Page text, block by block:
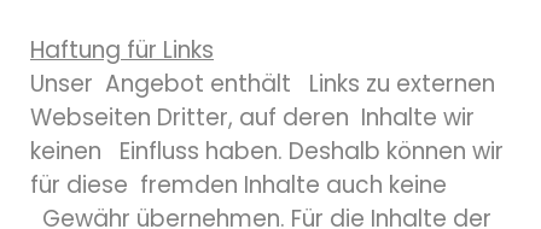
Haftung für Links
Unser Angebot enthält Links zu externen
Webseiten Dritter, auf deren Inhalte wir
keinen Einfluss haben. Deshalb können wir
für diese fremden Inhalte auch keine
Gewähr übernehmen. Für die Inhalte der